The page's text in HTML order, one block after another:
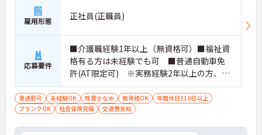
雇用形態 正社員(正職員)
応募要件
■介護職経験1年以上（無資格可）■福祉資
格有る方は未経験でも可 ■普通自動車免
許(AT限定可) ※実務経験2年以上の方、障
がい者福祉に関する経験をお持ちの方大歓
迎
車通勤可 未経験OK 残業少なめ 無資格OK
年間休日110日以上
ブランクOK
社会保険完備 交通費支給